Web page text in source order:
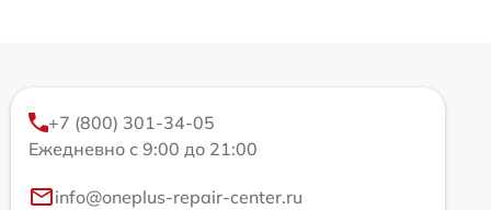
+7 (800) 301-34-05
Ежедневно с 9:00 до 21:00
info@oneplus-repair-center.ru